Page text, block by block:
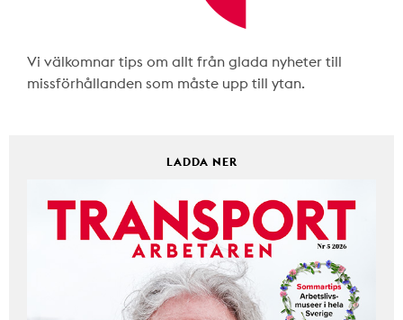
Vi välkomnar tips om allt från glada nyheter till
missförhållanden som måste upp till ytan.
LADDA NER